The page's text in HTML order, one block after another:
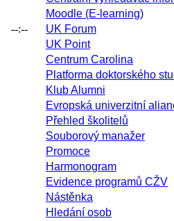
--:--
Moodle (E-learning)
UK Forum
UK Point
Centrum Carolina
Platforma doktorského
Klub Alumni
Evropská univerzitní
Přehled školitelů
Souborový manažer
Promoce
Harmonogram
Evidence programů CŽV
Nástěnka
Hledání osob